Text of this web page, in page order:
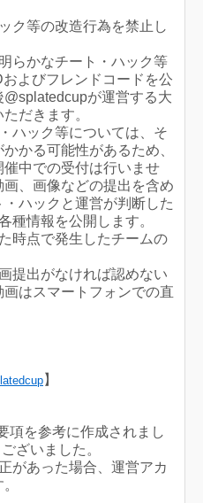
ク等の改造行為を禁止し
らかなチート・ハック等
よびフレンドコードを公
が運営する大
だきます。
ハック等については、そ
かる可能性があるため、
中での受付は行いませ
、画像などの提出を含め
ハックと運営が判断した
種情報を公開します。
時点で発生したチームの
提出がなければ認めない
はスマートフォンでの直
】
項を参考に作成されまし
ざいました。
があった場合、運営アカ